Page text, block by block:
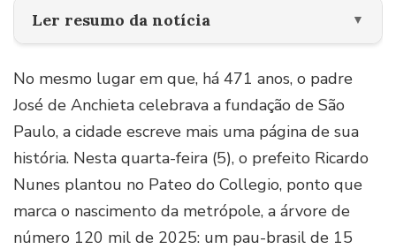
Ler resumo da notícia ▼
No mesmo lugar em que, há 471 anos, o padre
José de Anchieta celebrava a fundação de São
Paulo, a cidade escreve mais uma página de sua
história. Nesta quarta-feira (5), o prefeito Ricardo
Nunes plantou no Pateo do Collegio, ponto que
marca o nascimento da metrópole, a árvore de
número 120 mil de 2025: um pau-brasil de 15